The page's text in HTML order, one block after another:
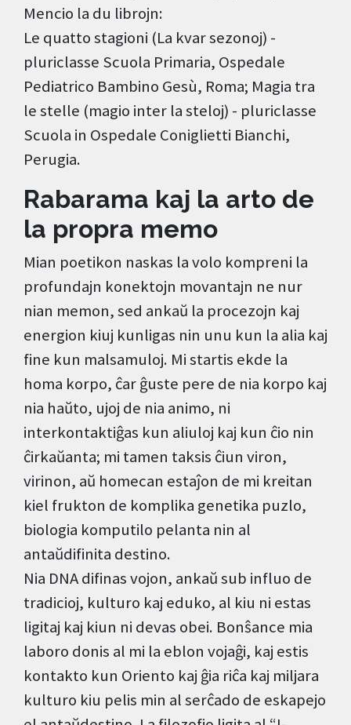
Mencio la du librojn:
Le quatto stagioni (La kvar sezonoj) -
pluriclasse Scuola Primaria, Ospedale
Pediatrico Bambino Gesù, Roma; Magia tra
le stelle (magio inter la steloj) - pluriclasse
Scuola in Ospedale Coniglietti Bianchi,
Perugia.
Rabarama kaj la arto de
la propra memo
Mian poetikon naskas la volo kompreni la
profundajn konektojn movantajn ne nur
nian memon, sed ankaŭ la procezojn kaj
energion kiuj kunligas nin unu kun la alia kaj
fine kun malsamuloj. Mi startis ekde la
homa korpo, ĉar ĝuste pere de nia korpo kaj
nia haŭto, ujoj de nia animo, ni
interkontaktiĝas kun aliuloj kaj kun ĉio nin
ĉirkaŭanta; mi tamen taksis ĉiun viron,
virinon, aŭ homecan estaĵon de mi kreitan
kiel frukton de komplika genetika puzlo,
biologia komputilo pelanta nin al
antaŭdifinita destino.
Nia DNA difinas vojon, ankaŭ sub influo de
tradicioj, kulturo kaj eduko, al kiu ni estas
ligitaj kaj kiun ni devas obei. Bonŝance mia
laboro donis al mi la eblon vojaĝi, kaj estis
kontakto kun Oriento kaj ĝia riĉa kaj miljara
kulturo kiu pelis min al serĉado de eskapejo